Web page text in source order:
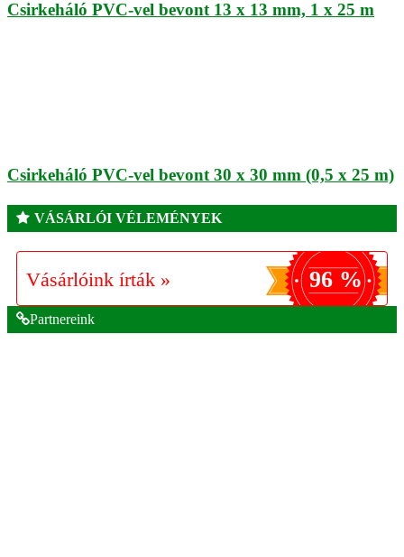
Csirkeháló PVC-vel bevont 13 x 13 mm, 1 x 25 m
Csirkeháló PVC-vel bevont 30 x 30 mm (0,5 x 25 m)
VÁSÁRLÓI VÉLEMÉNYEK
Vásárlóink írták » 96 %
Partnereink